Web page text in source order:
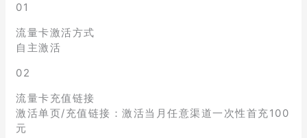
01
流量卡激活方式
自主激活
02
流量卡充值链接
激活单页/充值链接：激活当月任意渠道一次性首充100
元